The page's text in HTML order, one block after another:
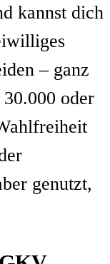
kannst dich
– ganz
oder
genutzt,